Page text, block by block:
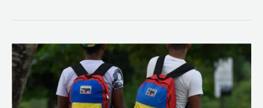
Colombia
busca
mejorar
acceso